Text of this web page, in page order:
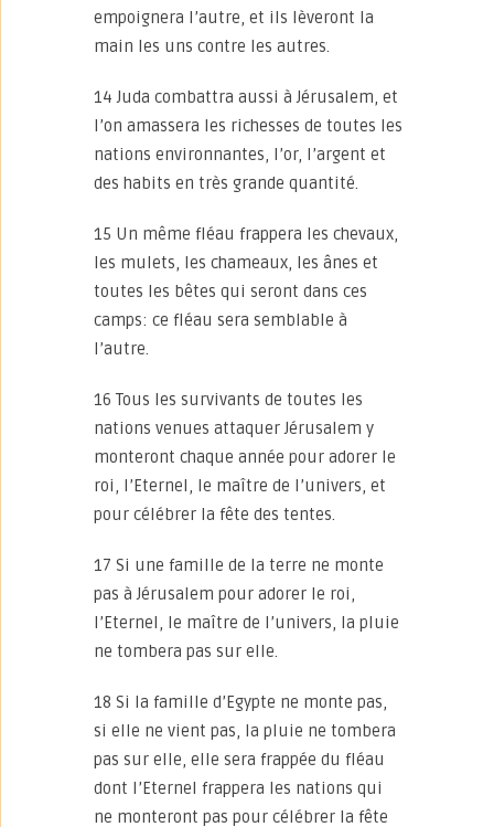
empoignera l’autre, et ils lèveront la
main les uns contre les autres.
14 Juda combattra aussi à Jérusalem, et
l’on amassera les richesses de toutes les
nations environnantes, l’or, l’argent et
des habits en très grande quantité.
15 Un même fléau frappera les chevaux,
les mulets, les chameaux, les ânes et
toutes les bêtes qui seront dans ces
camps: ce fléau sera semblable à
l’autre.
16 Tous les survivants de toutes les
nations venues attaquer Jérusalem y
monteront chaque année pour adorer le
roi, l’Eternel, le maître de l’univers, et
pour célébrer la fête des tentes.
17 Si une famille de la terre ne monte
pas à Jérusalem pour adorer le roi,
l’Eternel, le maître de l’univers, la pluie
ne tombera pas sur elle.
18 Si la famille d’Egypte ne monte pas,
si elle ne vient pas, la pluie ne tombera
pas sur elle, elle sera frappée du fléau
dont l’Eternel frappera les nations qui
ne monteront pas pour célébrer la fête